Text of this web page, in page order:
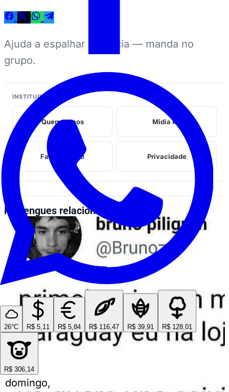
26°C R$ 5,11 R$ 5,84 R$ 116,47 R$ 39,91 R$ 128,01
R$ 306,14
domingo,
Ajuda a espalhar a notícia — manda no
grupo.
INSTITUCIONAL
Quem somos Midia kit
Fale conosco Privacidade
Perrengues relacionados